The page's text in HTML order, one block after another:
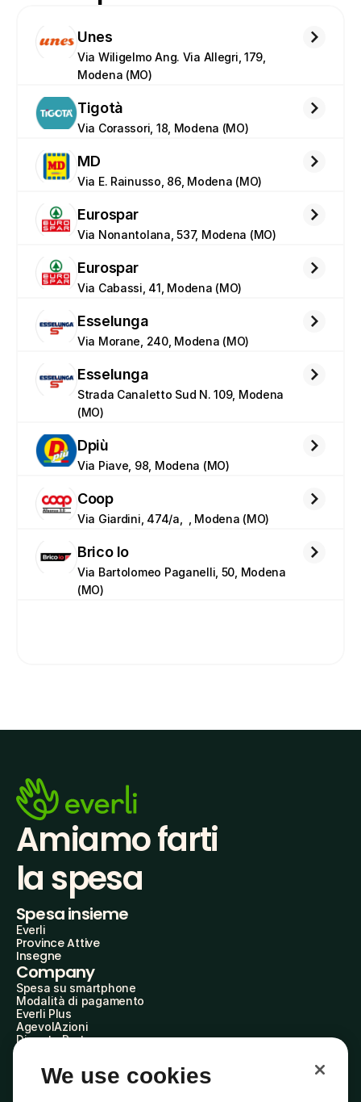
Unes
Via Wiligelmo Ang. Via Allegri, 179,
Modena (MO)
Tigotà
Via Corassori, 18, Modena (MO)
MD
Via E. Rainusso, 86, Modena (MO)
Eurospar
Via Nonantolana, 537, Modena (MO)
Eurospar
Via Cabassi, 41, Modena (MO)
Esselunga
Via Morane, 240, Modena (MO)
Esselunga
Strada Canaletto Sud N. 109, Modena
(MO)
Dpiù
Via Piave, 98, Modena (MO)
Coop
Via Giardini, 474/a,  , Modena (MO)
Brico Io
Via Bartolomeo Paganelli, 50, Modena
(MO)
Amiamo farti
la spesa
Spesa insieme
Everli
Province Attive
Insegne
Company
Spesa su smartphone
Modalità di pagamento
Everli Plus
AgevolAzioni
Diventa Partner
Everli Shoppers
About Us
We use cookies